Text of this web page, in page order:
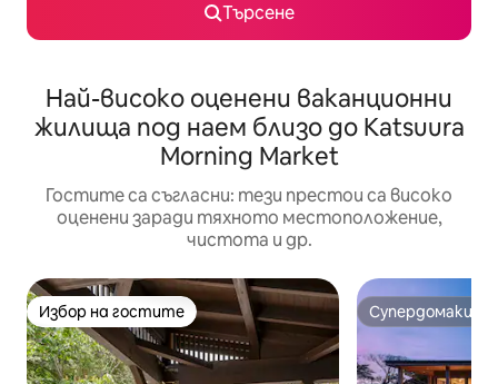
Търсене
Най-високо оценени ваканционни
жилища под наем близо до Katsuura
Morning Market
Гостите са съгласни: тези престои са високо
оценени заради тяхното местоположение,
чистота и др.
Избор на гостите
Избор на гостите Супердомакин
Супердомакин